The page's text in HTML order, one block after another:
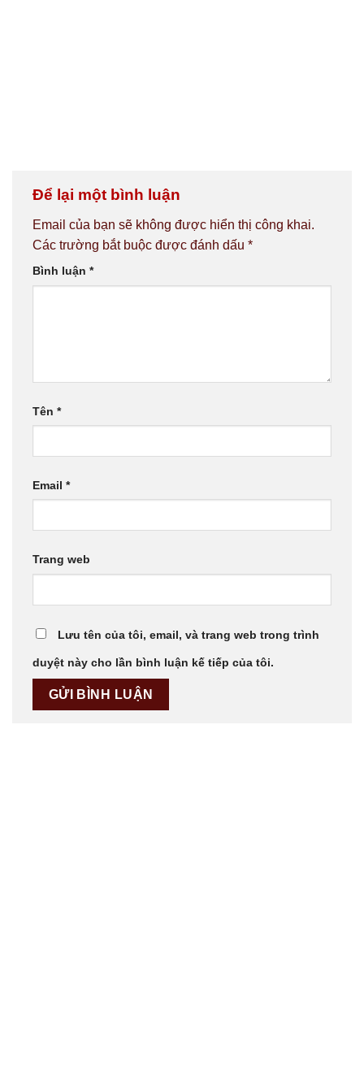
Để lại một bình luận
Email của bạn sẽ không được hiển thị công khai.
Các trường bắt buộc được đánh dấu *
Bình luận *
Tên *
Email *
Trang web
Lưu tên của tôi, email, và trang web trong trình
duyệt này cho lần bình luận kế tiếp của tôi.